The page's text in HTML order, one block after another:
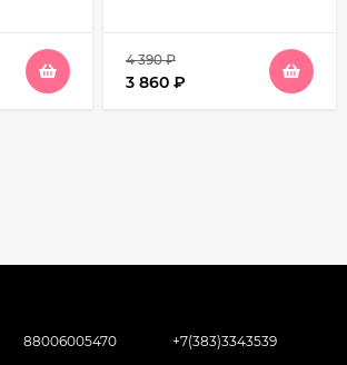
4 390₽
3 860 ₽
88006005470 +7(383)3343539